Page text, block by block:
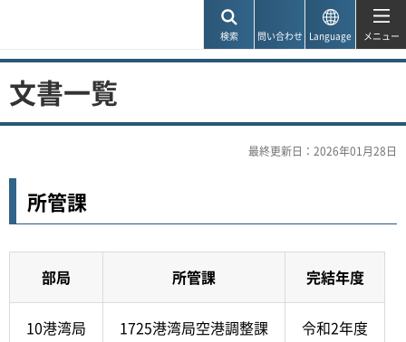
検索 問い合わせ Language メニュー
文書一覧
最終更新日：2026年01月28日
所管課
部局 所管課 完結年度
10港湾局 1725港湾局空港調整課 令和2年度